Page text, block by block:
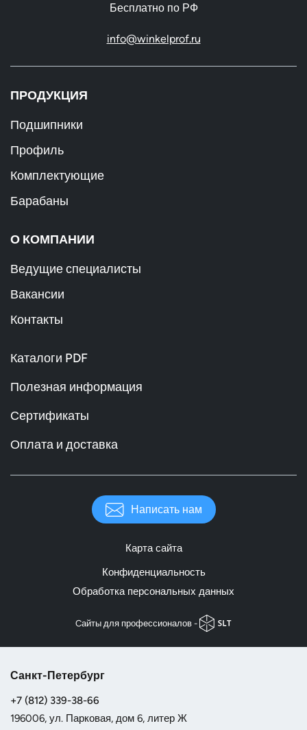
Бесплатно по РФ
info@winkelprof.ru
ПРОДУКЦИЯ
Подшипники
Профиль
Комплектующие
Барабаны
О КОМПАНИИ
Ведущие специалисты
Вакансии
Контакты
Каталоги PDF
Полезная информация
Сертификаты
Оплата и доставка
Написать нам
Карта сайта
Конфиденциальность
Обработка персональных данных
Cайты для профессионалов -
Санкт-Петербург
+7 (812) 339-38-66
196006, ул. Парковая, дом 6, литер Ж